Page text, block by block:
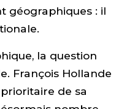
géographiques : il
la question
François Hollande
de sa